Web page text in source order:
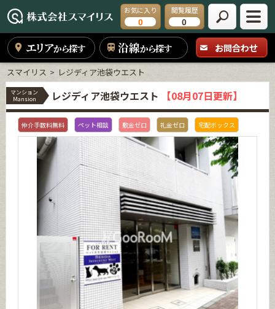
お気に入り
0
閲覧履歴
0
エリアから探す 沿線から探す お問合わせ
スマイリス レジディア池袋ウエスト
マンション
Mansion
レジディア池袋ウエスト 【08月07日更新】
仲介手数料無料 ペット相談 敷金ゼロ 礼金ゼロ 宅配ボックス